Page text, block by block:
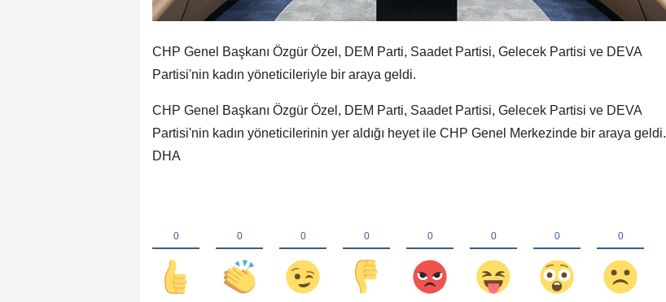
CHP Genel Başkanı Özgür Özel, DEM Parti, Saadet Partisi, Gelecek Partisi ve DEVA
Partisi'nin kadın yöneticileriyle bir araya geldi.
CHP Genel Başkanı Özgür Özel, DEM Parti, Saadet Partisi, Gelecek Partisi ve DEVA
Partisi'nin kadın yöneticilerinin yer aldığı heyet ile CHP Genel Merkezinde bir araya geldi.
DHA